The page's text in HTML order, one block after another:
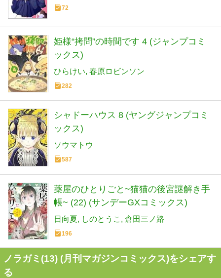
72
姫様“拷問”の時間です 4 (ジャンプコミ
ックス)
ひらけい 春原ロビンソン
282
シャドーハウス 8 (ヤングジャンプコミ
ックス)
ソウマトウ
587
薬屋のひとりごと~猫猫の後宮謎解き手
帳~ (22) (サンデーGXコミックス)
日向夏 しのとうこ 倉田三ノ路
196
ノラガミ(13) (月刊マガジンコミックス)をシェアす
る